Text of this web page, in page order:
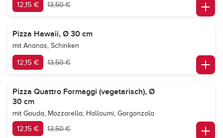
12,15 € 13,50 €
Pizza Hawaii, Ø 30 cm
mit Ananas, Schinken
12,15 € 13,50 €
Pizza Quattro Formaggi (vegetarisch), Ø
30 cm
mit Gouda, Mozzarella, Halloumi, Gorgonzola
12,15 € 13,50 €